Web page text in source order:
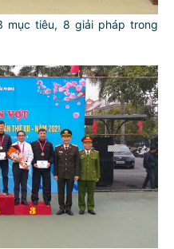
mục tiêu, 8 giải pháp trong